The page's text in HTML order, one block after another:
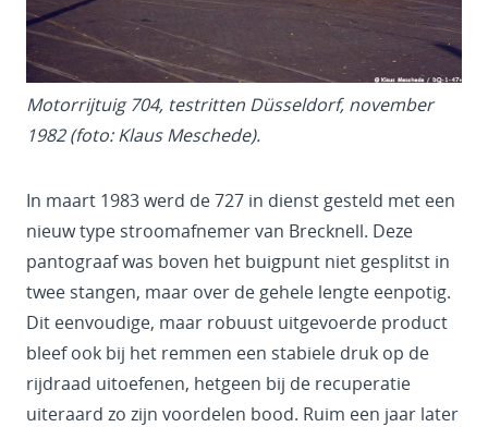
Motorrijtuig 704, testritten Düsseldorf, november
1982 (foto: Klaus Meschede).
In maart 1983 werd de 727 in dienst gesteld met een
nieuw type stroomafnemer van Brecknell. Deze
pantograaf was boven het buigpunt niet gesplitst in
twee stangen, maar over de gehele lengte eenpotig.
Dit eenvoudige, maar robuust uitgevoerde product
bleef ook bij het remmen een stabiele druk op de
rijdraad uitoefenen, hetgeen bij de recuperatie
uiteraard zo zijn voordelen bood. Ruim een jaar later